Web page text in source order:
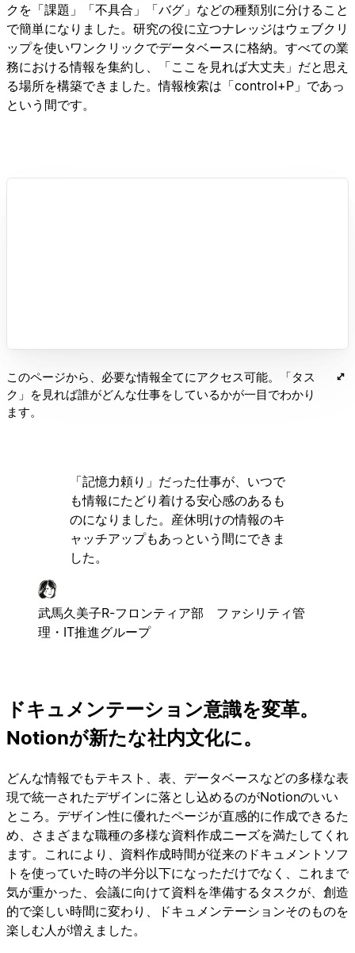
クを「課題」「不具合」「バグ」などの種類別に分けること
で簡単になりました。研究の役に立つナレッジはウェブクリ
ップを使いワンクリックでデータベースに格納。すべての業
務における情報を集約し、「ここを見れば大丈夫」だと思え
る場所を構築できました。情報検索は「control+P」であっ
という間です。
このページから、必要な情報全てにアクセス可能。「タス
ク」を見れば誰がどんな仕事をしているかが一目でわかり
ます。
「記憶力頼り」だった仕事が、いつで
も情報にたどり着ける安心感のあるも
のになりました。産休明けの情報のキ
ャッチアップもあっという間にできま
した。
武馬久美子R-フロンティア部 ファシリティ管
理・IT推進グループ
ドキュメンテーション意識を変革。
Notionが新たな社内文化に。
どんな情報でもテキスト、表、データベースなどの多様な表
現で統一されたデザインに落とし込めるのがNotionのいい
ところ。デザイン性に優れたページが直感的に作成できるた
め、さまざまな職種の多様な資料作成ニーズを満たしてくれ
ます。これにより、資料作成時間が従来のドキュメントソフ
トを使っていた時の半分以下になっただけでなく、これまで
気が重かった、会議に向けて資料を準備するタスクが、創造
的で楽しい時間に変わり、ドキュメンテーションそのものを
楽しむ人が増えました。